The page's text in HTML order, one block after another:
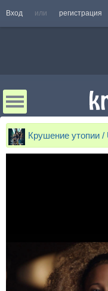
Вход или регистрация
Крушение утопии /